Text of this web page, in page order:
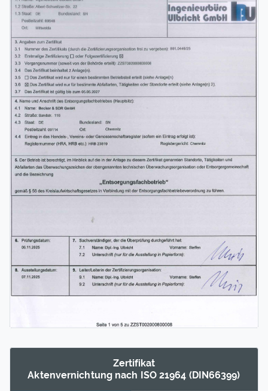
Zertifikat
Akten­ver­nichtung nach ISO 21964 (DIN66399)